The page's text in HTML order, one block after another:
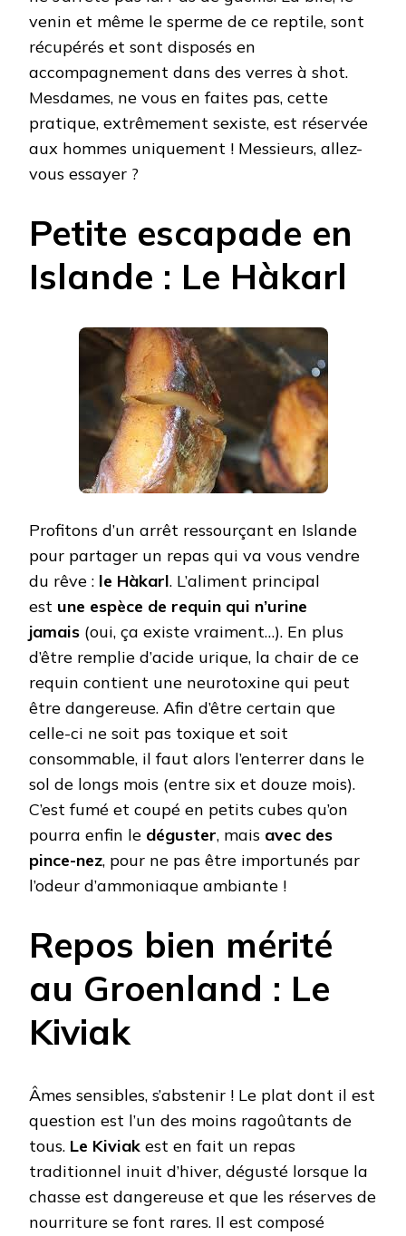
venin et même le sperme de ce reptile, sont
récupérés et sont disposés en
accompagnement dans des verres à shot.
Mesdames, ne vous en faites pas, cette
pratique, extrêmement sexiste, est réservée
aux hommes uniquement ! Messieurs, allez-
vous essayer ?
Petite escapade en
Islande : Le Hàkarl
Profitons d’un arrêt ressourçant en Islande
pour partager un repas qui va vous vendre
du rêve : le Hàkarl. L’aliment principal
est une espèce de requin qui n’urine
jamais (oui, ça existe vraiment…). En plus
d’être remplie d’acide urique, la chair de ce
requin contient une neurotoxine qui peut
être dangereuse. Afin d’être certain que
celle-ci ne soit pas toxique et soit
consommable, il faut alors l’enterrer dans le
sol de longs mois (entre six et douze mois).
C’est fumé et coupé en petits cubes qu’on
pourra enfin le déguster, mais avec des
pince-nez, pour ne pas être importunés par
l’odeur d’ammoniaque ambiante !
Repos bien mérité
au Groenland : Le
Kiviak
Âmes sensibles, s’abstenir ! Le plat dont il est
question est l’un des moins ragoûtants de
tous. Le Kiviak est en fait un repas
traditionnel inuit d’hiver, dégusté lorsque la
chasse est dangereuse et que les réserves de
nourriture se font rares. Il est composé